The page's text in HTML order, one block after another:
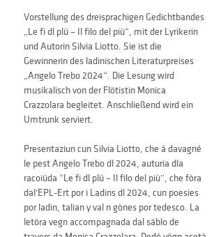
Vorstellung des dreisprachigen Gedichtbandes
„Le fi dl plü – Il filo del più“, mit der Lyrikerin
und Autorin Silvia Liotto. Sie ist die
Gewinnerin des ladinischen Literaturpreises
„Angelo Trebo 2024“. Die Lesung wird
musikalisch von der Flötistin Monica
Crazzolara begleitet. Anschließend wird ein
Umtrunk serviert.
Presentaziun cun Silvia Liotto, che á davagné
le pest Angelo Trebo dl 2024, auturia dla
racoiüda “Le fi dl plü – Il filo del più”, che fòra
dal’EPL-Ert por i Ladins dl 2024, cun poesies
por ladin, talian y val n gònes por tedesco. La
letöra vegn accompagnada dal säblo de